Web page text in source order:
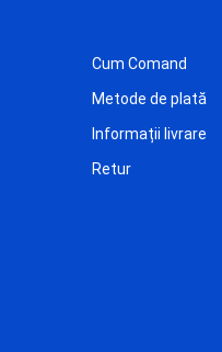
Cum Comand
Metode de plată
Informații livrare
Retur